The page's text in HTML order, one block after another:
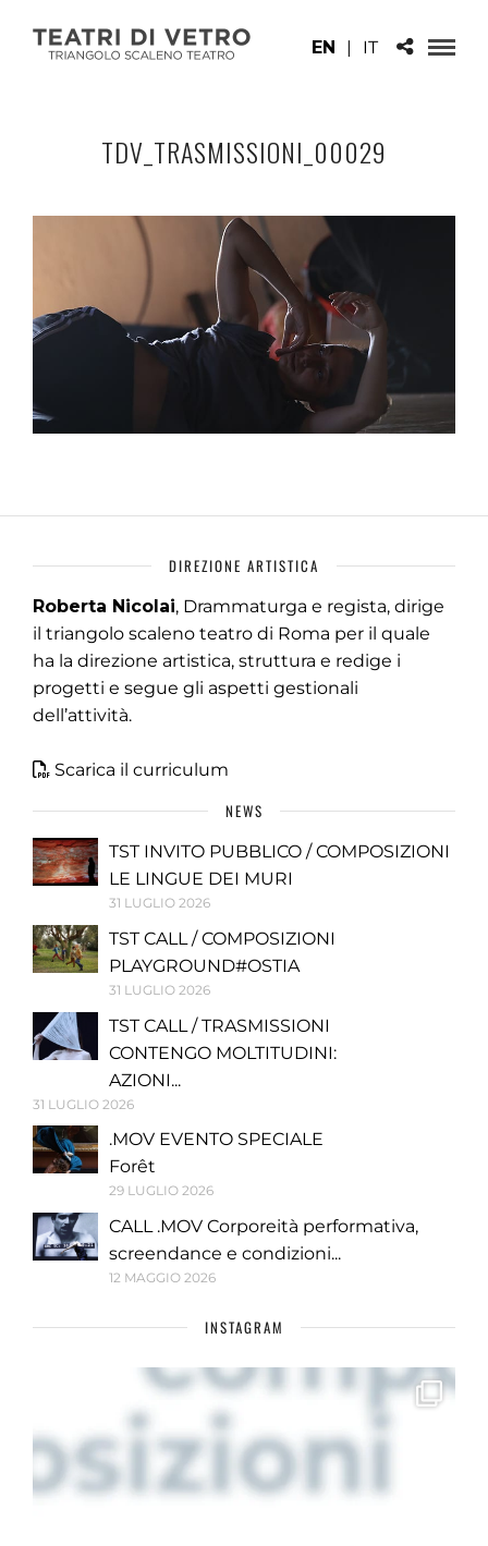
EN | IT
TDV_TRASMISSIONI_00029
DIREZIONE ARTISTICA
Roberta Nicolai, Drammaturga e regista, dirige
il triangolo scaleno teatro di Roma per il quale
ha la direzione artistica, struttura e redige i
progetti e segue gli aspetti gestionali
dell’attività.
Scarica il curriculum
NEWS
TST INVITO PUBBLICO / COMPOSIZIONI
LE LINGUE DEI MURI
31 LUGLIO 2026
TST CALL / COMPOSIZIONI
PLAYGROUND#OSTIA
31 LUGLIO 2026
TST CALL / TRASMISSIONI
CONTENGO MOLTITUDINI:
AZIONI...
31 LUGLIO 2026
.MOV EVENTO SPECIALE
Forêt
29 LUGLIO 2026
CALL .MOV Corporeità performativa,
screendance e condizioni...
12 MAGGIO 2026
INSTAGRAM